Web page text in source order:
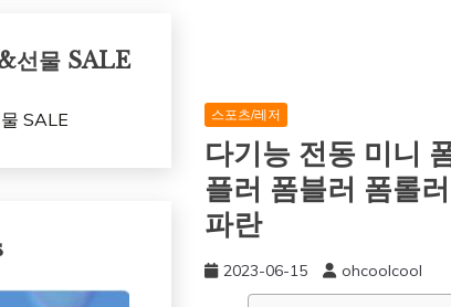
스포츠/레저
다기능 전동 미니
플러 폼블러 폼롤
파란
2023-06-15 ohcoolcool
선물 SALE